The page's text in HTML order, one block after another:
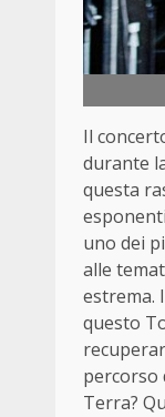
Il
durante
questa
uno dei
alle
estrema.
questo
percorso
Terra?